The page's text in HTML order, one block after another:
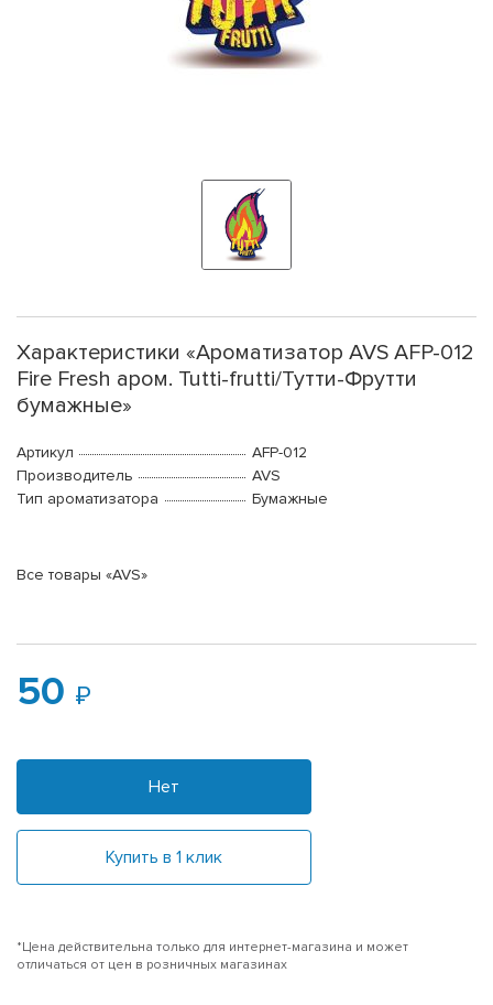
Характеристики «Ароматизатор AVS AFP-012
Fire Fresh аром. Tutti-frutti/Тутти-Фрутти
бумажные»
Артикул
AFP-012
Производитель
AVS
Тип ароматизатора
Бумажные
Все товары «AVS»
50
Нет
Купить в 1 клик
*Цена действительна только для интернет-магазина и может
отличаться от цен в розничных магазинах